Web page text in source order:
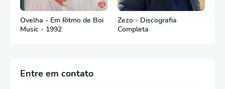
Ovelha - Em Ritmo de Boi
Music - 1992
Zezo - Discografia
Completa
Entre em contato